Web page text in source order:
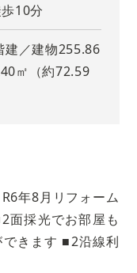
10分
建／建物255.86
㎡（約72.59
年8月リフォーム
面採光でお部屋も
きます ■2沿線利